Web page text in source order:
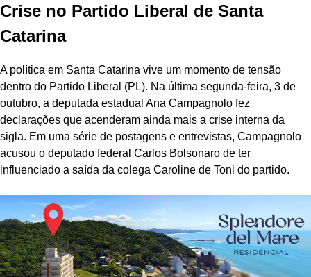
Crise no Partido Liberal de Santa
Catarina
A política em Santa Catarina vive um momento de tensão
dentro do Partido Liberal (PL). Na última segunda-feira, 3 de
outubro, a deputada estadual Ana Campagnolo fez
declarações que acenderam ainda mais a crise interna da
sigla. Em uma série de postagens e entrevistas, Campagnolo
acusou o deputado federal Carlos Bolsonaro de ter
influenciado a saída da colega Caroline de Toni do partido.